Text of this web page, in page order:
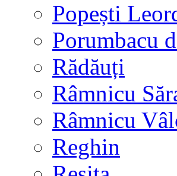
Popești
Porumbacu
Rădăuți
Râmnicu
Râmnicu
Reghin